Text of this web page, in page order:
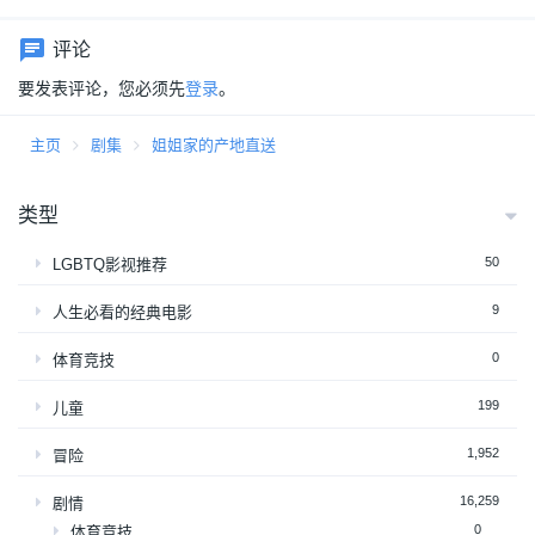
评论
要发表评论，您必须先登录。
主页 剧集 姐姐家的产地直送
类型
LGBTQ影视推荐 50
人生必看的经典电影 9
体育竞技 0
儿童 199
冒险 1,952
剧情 16,259
0